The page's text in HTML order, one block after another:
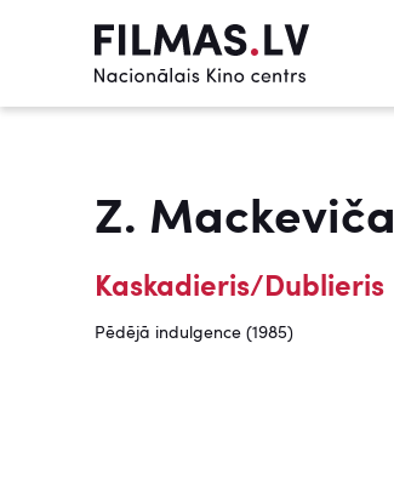
Z. Mackeviča
Kaskadieris/Dublieris
Pēdējā indulgence (1985)